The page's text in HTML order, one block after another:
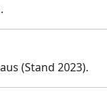
(Stand 2023).